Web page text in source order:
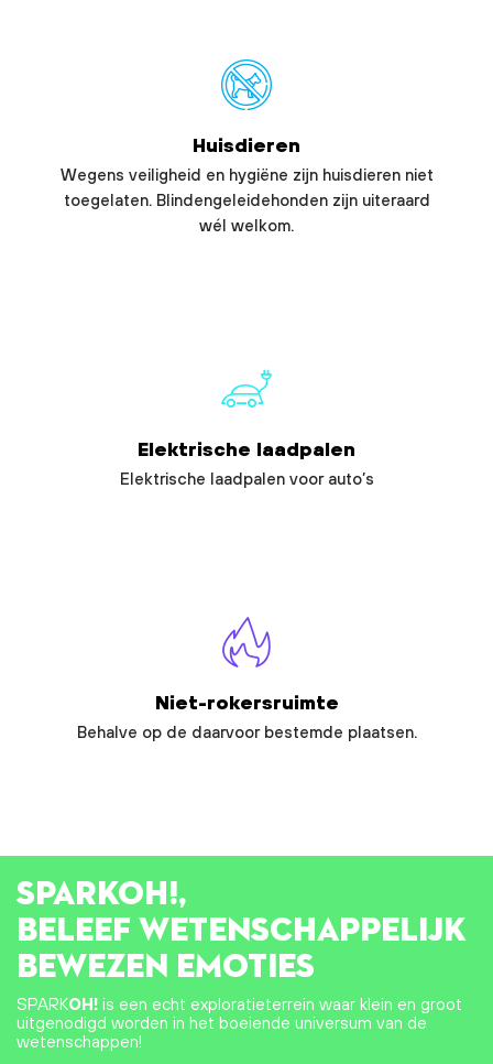
Huisdieren
Wegens veiligheid en hygiëne zijn huisdieren niet
toegelaten. Blindengeleidehonden zijn uiteraard
wél welkom.
Elektrische laadpalen
Elektrische laadpalen voor auto’s
Niet-rokersruimte
Behalve op de daarvoor bestemde plaatsen.
SPARKOH!,
BELEEF WETENSCHAPPELIJK
BEWEZEN EMOTIES
SPARKOH! is een echt exploratieterrein waar klein en groot
uitgenodigd worden in het boeiende universum van de
wetenschappen!